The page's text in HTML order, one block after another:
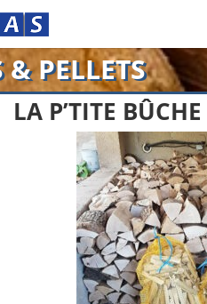
& PELLETS
LA P’TITE